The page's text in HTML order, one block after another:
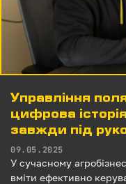
Управління
цифрова
завжди під
09.05.2025
У сучасному
вміти ефективно